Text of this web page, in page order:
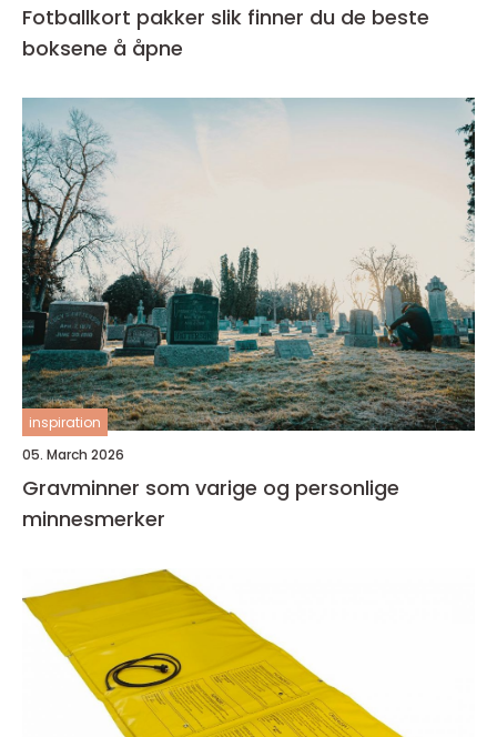
Fotballkort pakker slik finner du de beste
boksene å åpne
inspiration
05. March 2026
Gravminner som varige og personlige
minnesmerker